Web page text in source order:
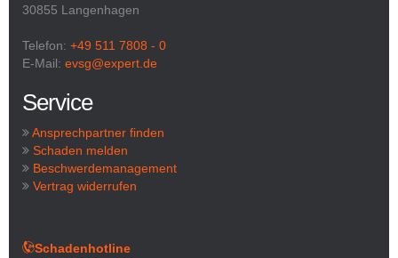
30855 Langenhagen
Telefon: +49 511 7808 - 0
E-Mail: evsg@expert.de
Service
Ansprechpartner finden
Schaden melden
Beschwerdemanagement
Vertrag widerrufen
Schadenhotline